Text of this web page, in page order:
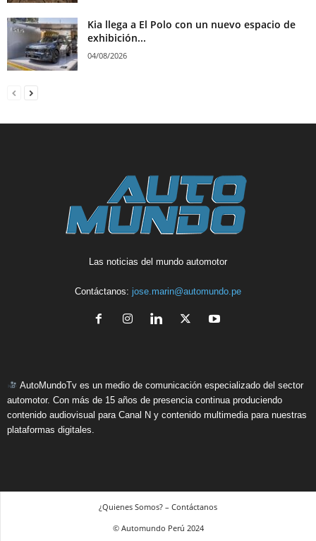
Kia llega a El Polo con un nuevo espacio de
exhibición...
04/08/2026
Las noticias del mundo automotor
Contáctanos: jose.marin@automundo.pe
AutoMundoTv es un medio de comunicación especializado del sector
automotor. Con más de 15 años de presencia continua produciendo
contenido audiovisual para Canal N y contenido multimedia para nuestras
plataformas digitales.
¿Quienes Somos? – Contáctanos
© Automundo Perú 2024